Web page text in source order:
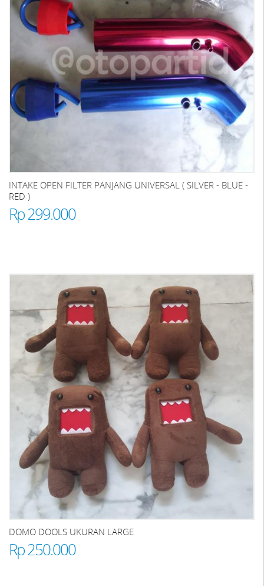
INTAKE OPEN FILTER PANJANG UNIVERSAL ( SILVER - BLUE -
RED )
Rp 299.000
DOMO DOOLS UKURAN LARGE
Rp 250.000